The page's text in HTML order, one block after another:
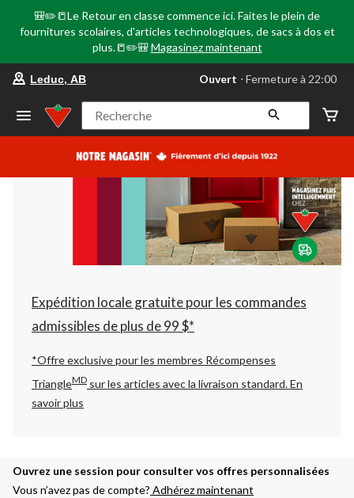
🎒✏️📒Le Retour en classe commence ici. Faites le plein de
fournitures scolaires, d'articles technologiques, de sacs à dos et
plus.📒✏️🎒 Magasinez maintenant
votre
préféré
Leduc,
AB,
courament
Fermeture
à
22:00
cliquer
pour
changer
Leduc, AB Ouvert ⋅ Fermeture à 22:00
Recherche
Expédition locale gratuite pour les commandes
admissibles de plus de 99 $*
*Offre exclusive pour les membres Récompenses
TriangleMD sur les articles avec la livraison standard.En
savoir plus
Ouvrez une session pour consulter vos offres personnalisées
Vous n’avez pas de compte? Adhérez maintenant